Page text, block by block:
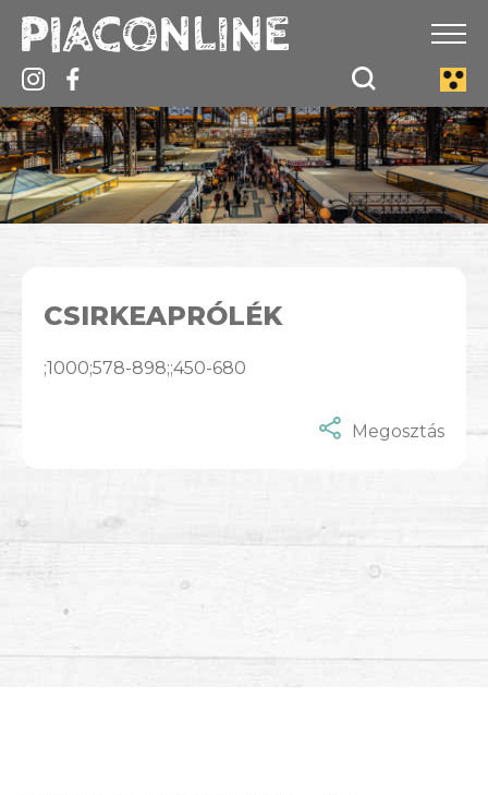
CSIRKEAPRÓLÉK
;1000;578-898;;450-680
Megosztás